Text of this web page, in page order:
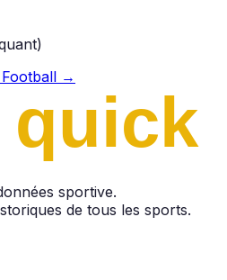
→
sportive.
de tous les sports.